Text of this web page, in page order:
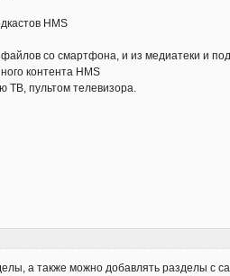
HMS
со смартфона, и из медиатеки и
контента HMS
ТВ, пультом телевизора.
а также можно добавлять разделы с